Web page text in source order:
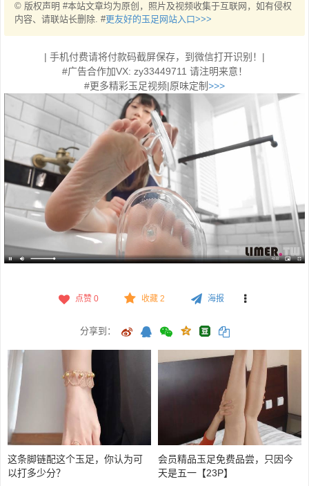
© 版权声明 #本站文章均为原创，照片及视频收集于互联网，如有侵权
内容、请联站长删除. #更友好的玉足网站入口>>>
| 手机付费请将付款码截屏保存，到微信打开识别！|
#广告合作加VX: zy33449711 请注明来意！
#更多精彩玉足视频|原味定制>>>
点赞 0 收藏 2 海报
分享到：
这条脚链配这个玉足，你认为可
以打多少分？
会员精品玉足免费品尝，只因今
天是五一【23P】